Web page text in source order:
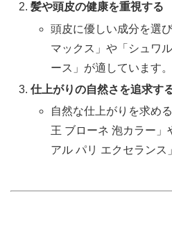
髪や頭皮の健康を重視する
頭皮に優しい成分を選
マックス」や「シュワ
ース」が適しています。
仕上がりの自然さを追求す
自然な仕上がりを求め
王 ブローネ 泡カラー」
アル パリ エクセランス